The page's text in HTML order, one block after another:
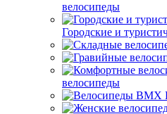
велосипеды
Городские и
велосипеды